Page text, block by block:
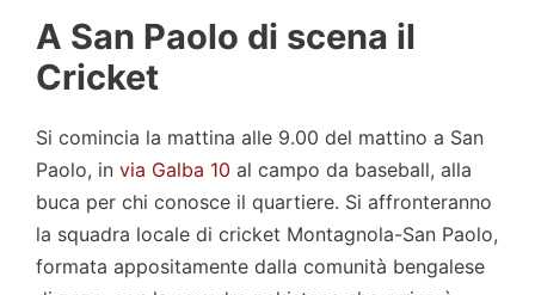
A San Paolo di scena il
Cricket
Si comincia la mattina alle 9.00 del mattino a San
Paolo, in via Galba 10 al campo da baseball, alla
buca per chi conosce il quartiere. Si affronteranno
la squadra locale di cricket Montagnola-San Paolo,
formata appositamente dalla comunità bengalese